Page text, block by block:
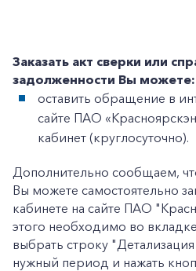
+7-800-700-24-57
Заказать обратный
Частным клиентам
Корпоративным
Заказать акт сверки или
задолженности Вы можете:
оставить обращение в
сайте ПАО
кабинет (круглосуточно).
Дополнительно сообщаем,
Вы можете самостоятельно
кабинете на сайте ПАО
этого необходимо во
выбрать строку "Детализация
нужный период и нажать